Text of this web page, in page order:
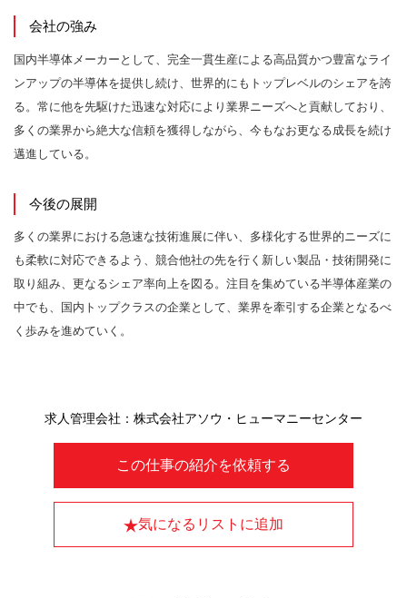
会社の強み
国内半導体メーカーとして、完全一貫生産による高品質かつ豊富なライ
ンアップの半導体を提供し続け、世界的にもトップレベルのシェアを誇
る。常に他を先駆けた迅速な対応により業界ニーズへと貢献しており、
多くの業界から絶大な信頼を獲得しながら、今もなお更なる成長を続け
邁進している。
今後の展開
多くの業界における急速な技術進展に伴い、多様化する世界的ニーズに
も柔軟に対応できるよう、競合他社の先を行く新しい製品・技術開発に
取り組み、更なるシェア率向上を図る。注目を集めている半導体産業の
中でも、国内トップクラスの企業として、業界を牽引する企業となるべ
く歩みを進めていく。
この仕事の紹介を依頼する
気になるリストに追加
求人管理会社：株式会社アソウ・ヒューマニーセンター